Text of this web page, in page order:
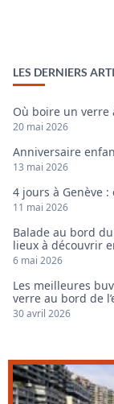
LES DERNIERS
Où boire un verre
20 mai 2026
Anniversaire
13 mai 2026
4 jours à Genève
11 mai 2026
Balade au bord
lieux à découvrir
6 mai 2026
Les meilleures
verre au bord de
30 avril 2026